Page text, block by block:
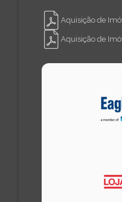
Aquisição de
Aquisição de